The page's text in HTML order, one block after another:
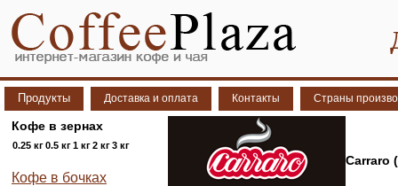
Продукты Доставка и оплата Контакты Страны
Кофе в зернах
0.25 кг0.5 кг1 кг2 кг3 кг
Кофе в бочках
Carraro